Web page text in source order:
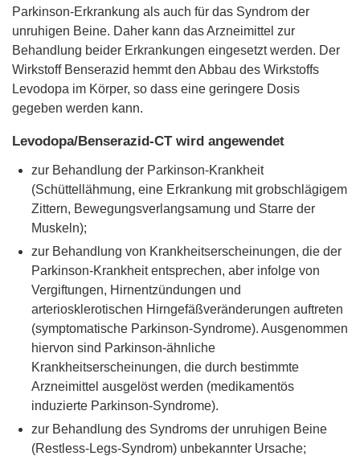
Parkinson-Erkrankung als auch für das Syndrom der
unruhigen Beine. Daher kann das Arzneimittel zur
Behandlung beider Erkrankungen eingesetzt werden. Der
Wirkstoff Benserazid hemmt den Abbau des Wirkstoffs
Levodopa im Körper, so dass eine geringere Dosis
gegeben werden kann.
Levodopa/Benserazid-CT wird angewendet
zur Behandlung der Parkinson-Krankheit
(Schüttellähmung, eine Erkrankung mit grobschlägigem
Zittern, Bewegungsverlangsamung und Starre der
Muskeln);
zur Behandlung von Krankheitserscheinungen, die der
Parkinson-Krankheit entsprechen, aber infolge von
Vergiftungen, Hirnentzündungen und
arteriosklerotischen Hirngefäßveränderungen auftreten
(symptomatische Parkinson-Syndrome). Ausgenommen
hiervon sind Parkinson-ähnliche
Krankheitserscheinungen, die durch bestimmte
Arzneimittel ausgelöst werden (medikamentös
induzierte Parkinson-Syndrome).
zur Behandlung des Syndroms der unruhigen Beine
(Restless-Legs-Syndrom) unbekannter Ursache;